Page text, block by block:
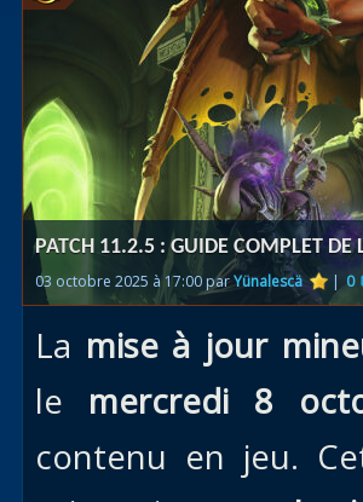
PATCH 11.2.5 : GUIDE COMPLET DE
03 octobre 2025 à 17:00 parYünalescä | 0
La mise à jour
le mercredi 8
contenu en jeu.